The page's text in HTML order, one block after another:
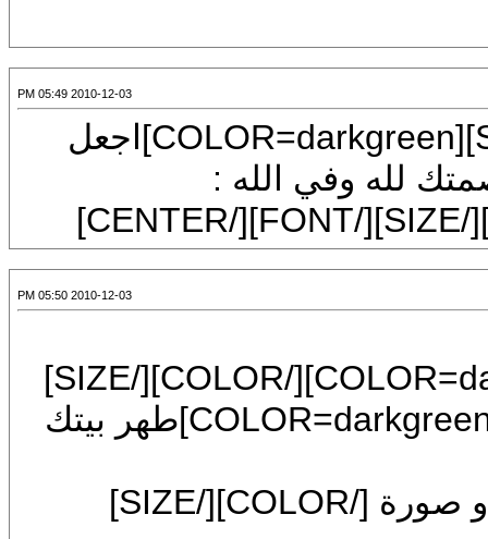
2010-12-03 05:49 PM
[CENTER][FONT=Mudir MT][SIZE=6][COLOR=darkgreen]اجعل
لله وفي الله :
2010-12-03 05:50 PM
[FONT=Mudir MT][SIZE=6][COLOR=darkgreen][/COLOR][/SIZE]
[/FONT][FONT=Mudir MT][SIZE=6][COLOR=darkgreen]طهر بيتك
واعلم أن الملائكة لا تدخل بيتاً فيه كلب أو صورة [/COLOR][/SIZE]